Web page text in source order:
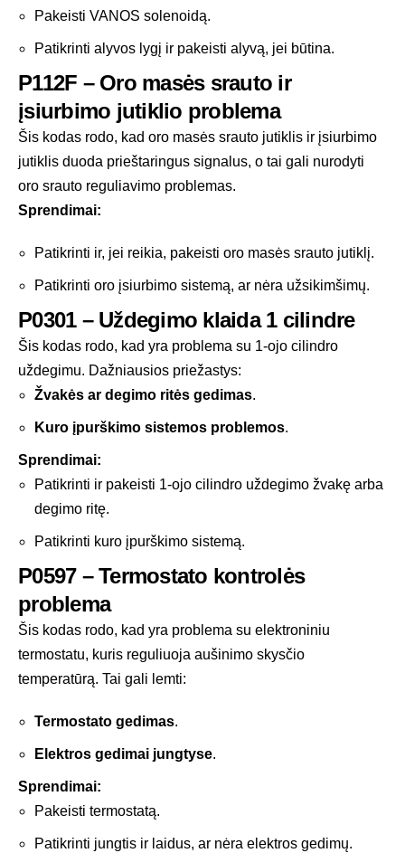
Pakeisti VANOS solenoidą.
Patikrinti alyvos lygį ir pakeisti alyvą, jei būtina.
P112F – Oro masės srauto ir
įsiurbimo jutiklio problema
Šis kodas rodo, kad oro masės srauto jutiklis ir įsiurbimo
jutiklis duoda prieštaringus signalus, o tai gali nurodyti
oro srauto reguliavimo problemas.
Sprendimai:
Patikrinti ir, jei reikia, pakeisti oro masės srauto jutiklį.
Patikrinti oro įsiurbimo sistemą, ar nėra užsikimšimų.
P0301 – Uždegimo klaida 1 cilindre
Šis kodas rodo, kad yra problema su 1-ojo cilindro
uždegimu. Dažniausios priežastys:
Žvakės ar degimo ritės gedimas.
Kuro įpurškimo sistemos problemos.
Sprendimai:
Patikrinti ir pakeisti 1-ojo cilindro uždegimo žvakę arba
degimo ritę.
Patikrinti kuro įpurškimo sistemą.
P0597 – Termostato kontrolės
problema
Šis kodas rodo, kad yra problema su elektroniniu
termostatu, kuris reguliuoja aušinimo skysčio
temperatūrą. Tai gali lemti:
Termostato gedimas.
Elektros gedimai jungtyse.
Sprendimai:
Pakeisti termostatą.
Patikrinti jungtis ir laidus, ar nėra elektros gedimų.